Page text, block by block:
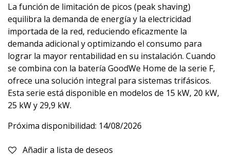
La función de limitación de picos (peak shaving)
equilibra la demanda de energía y la electricidad
importada de la red, reduciendo eficazmente la
demanda adicional y optimizando el consumo para
lograr la mayor rentabilidad en su instalación. Cuando
se combina con la batería GoodWe Home de la serie F,
ofrece una solución integral para sistemas trifásicos.
Esta serie está disponible en modelos de 15 kW, 20 kW,
25 kW y 29,9 kW.
Próxima disponibilidad: 14/08/2026
Añadir a lista de deseos